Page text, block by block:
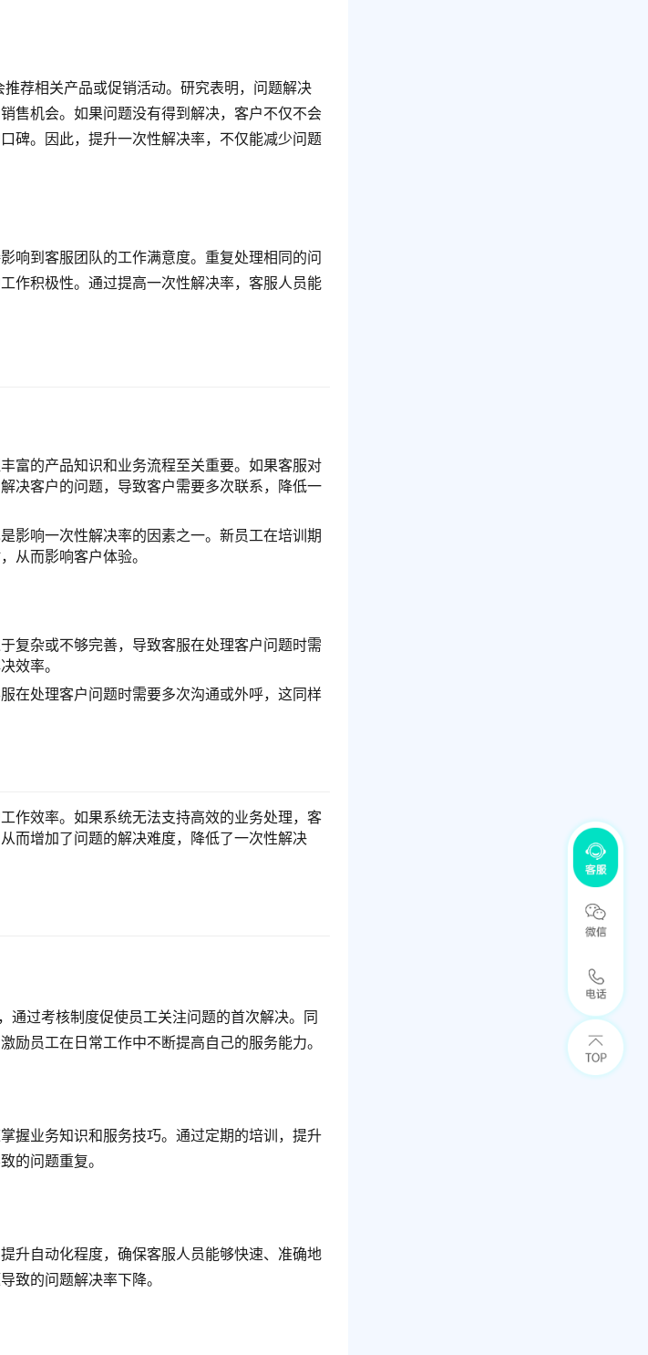
售机会。如果问题没有得到解决，客户不仅不会
碑。因此，提升一次性解决率，不仅能减少问题
响到客服团队的工作满意度。重复处理相同的问
作积极性。通过提高一次性解决率，客服人员能
富的产品知识和业务流程至关重要。如果客服对
决客户的问题，导致客户需要多次联系，降低一
影响一次性解决率的因素之一。新员工在培训期
从而影响客户体验。
复杂或不够完善，导致客服在处理客户问题时需
效率。
在处理客户问题时需要多次沟通或外呼，这同样
作效率。如果系统无法支持高效的业务处理，客
而增加了问题的解决难度，降低了一次性解决
通过考核制度促使员工关注问题的首次解决。同
励员工在日常工作中不断提高自己的服务能力。
握业务知识和服务技巧。通过定期的培训，提升
的问题重复。
升自动化程度，确保客服人员能够快速、准确地
致的问题解决率下降。